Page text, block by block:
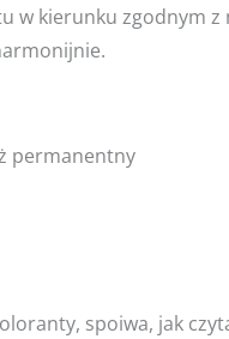
w kierunku zgodnym z
permanentny
spoiwa, jak